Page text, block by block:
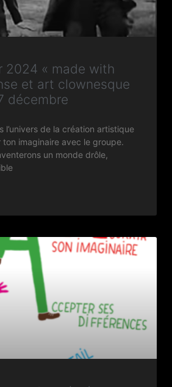
2024 « made with
et art clownesque
décembre
l’univers de la création artistique
imaginaire avec le groupe.
un monde drôle,